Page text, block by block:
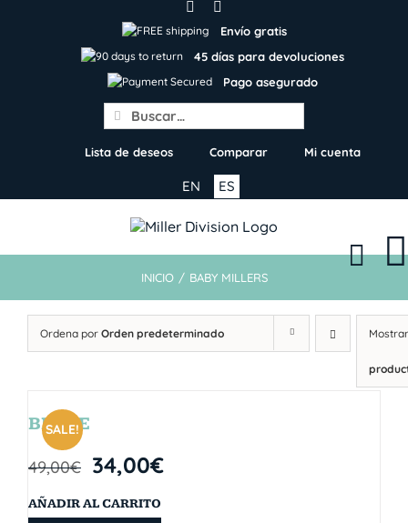
Envío gratis
45 días para devoluciones
Pago asegurado
Search
for:
Lista de deseos Comparar Mi cuenta
ES
EN
INICIO / BABY MILLERS
Ordena por Orden predeterminado
SALE!
BRYCE
49,00€ 34,00€
AÑADIR AL CARRITO